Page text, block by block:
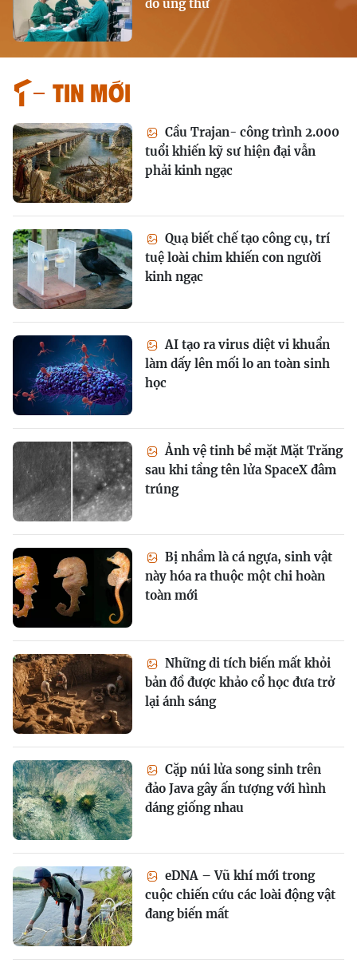
do ung thư
Tin mới
Cầu Trajan- công trình 2.000
tuổi khiến kỹ sư hiện đại vẫn
phải kinh ngạc
Quạ biết chế tạo công cụ, trí
tuệ loài chim khiến con người
kinh ngạc
AI tạo ra virus diệt vi khuẩn
làm dấy lên mối lo an toàn sinh
học
Ảnh vệ tinh bề mặt Mặt Trăng
sau khi tầng tên lửa SpaceX đâm
trúng
Bị nhầm là cá ngựa, sinh vật
này hóa ra thuộc một chi hoàn
toàn mới
Những di tích biến mất khỏi
bản đồ được khảo cổ học đưa trở
lại ánh sáng
Cặp núi lửa song sinh trên
đảo Java gây ấn tượng với hình
dáng giống nhau
eDNA – Vũ khí mới trong
cuộc chiến cứu các loài động vật
đang biến mất